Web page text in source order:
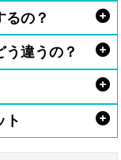
るの？
違うの？
ト